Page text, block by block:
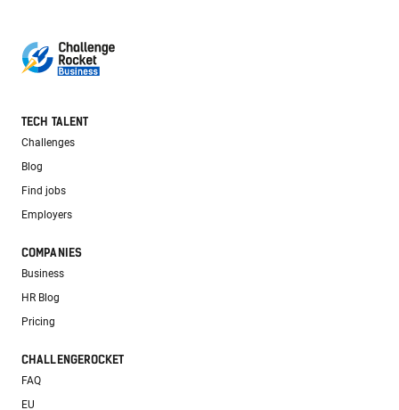
TECH TALENT
Challenges
Blog
Find jobs
Employers
COMPANIES
Business
HR Blog
Pricing
CHALLENGEROCKET
FAQ
EU